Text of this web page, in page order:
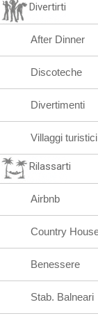
Divertirti
After Dinner
Discoteche
Divertimenti
Villaggi turistici
Rilassarti
Airbnb
Country
Benessere
Stab. Balneari